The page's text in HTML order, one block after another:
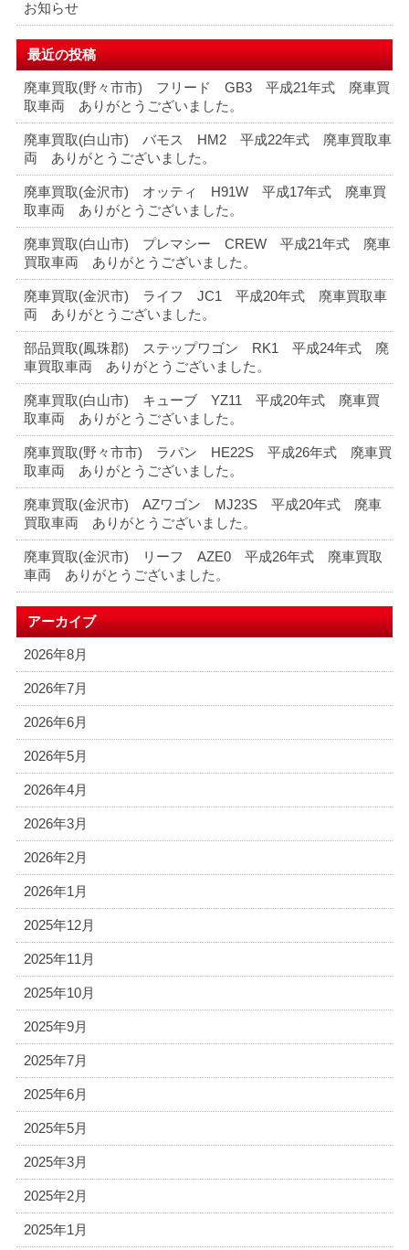
お知らせ
最近の投稿
廃車買取(野々市市) フリード GB3 平成21年式 廃車買
取車両 ありがとうございました。
廃車買取(白山市) バモス HM2 平成22年式 廃車買取車
両 ありがとうございました。
廃車買取(金沢市) オッティ H91W 平成17年式 廃車買
取車両 ありがとうございました。
廃車買取(白山市) プレマシー CREW 平成21年式 廃車
買取車両 ありがとうございました。
廃車買取(金沢市) ライフ JC1 平成20年式 廃車買取車
両 ありがとうございました。
部品買取(鳳珠郡) ステップワゴン RK1 平成24年式 廃
車買取車両 ありがとうございました。
廃車買取(白山市) キューブ YZ11 平成20年式 廃車買
取車両 ありがとうございました。
廃車買取(野々市市) ラパン HE22S 平成26年式 廃車買
取車両 ありがとうございました。
廃車買取(金沢市) AZワゴン MJ23S 平成20年式 廃車
買取車両 ありがとうございました。
廃車買取(金沢市) リーフ AZE0 平成26年式 廃車買取
車両 ありがとうございました。
アーカイブ
2026年8月
2026年7月
2026年6月
2026年5月
2026年4月
2026年3月
2026年2月
2026年1月
2025年12月
2025年11月
2025年10月
2025年9月
2025年7月
2025年6月
2025年5月
2025年3月
2025年2月
2025年1月